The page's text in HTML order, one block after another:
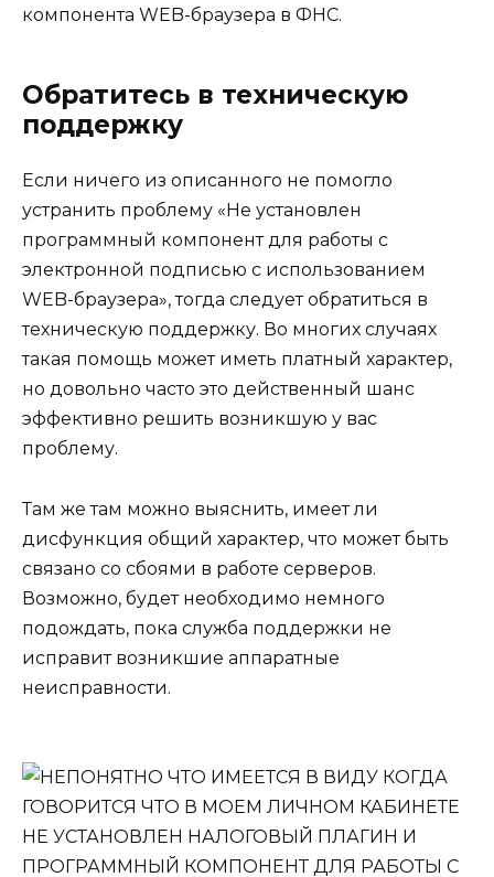
компонента WEB-браузера в ФНС.
Обратитесь в техническую
поддержку
Если ничего из описанного не помогло
устранить проблему «Не установлен
программный компонент для работы с
электронной подписью с использованием
WEB-браузера», тогда следует обратиться в
техническую поддержку. Во многих случаях
такая помощь может иметь платный характер,
но довольно часто это действенный шанс
эффективно решить возникшую у вас
проблему.
Там же там можно выяснить, имеет ли
дисфункция общий характер, что может быть
связано со сбоями в работе серверов.
Возможно, будет необходимо немного
подождать, пока служба поддержки не
исправит возникшие аппаратные
неисправности.